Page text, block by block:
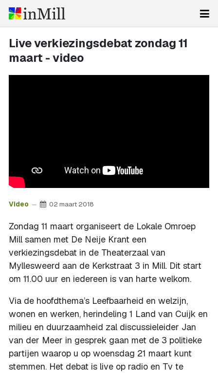
Live verkiezingsdebat zondag 11
maart - video
Video 02 maart 2018
Zondag 11 maart organiseert de Lokale Omroep
Mill samen met De Neije Krant een
verkiezingsdebat in de Theaterzaal van
Myllesweerd aan de Kerkstraat 3 in Mill. Dit start
om 11.00 uur en iedereen is van harte welkom.
Via de hoofdthema’s Leefbaarheid en welzijn,
wonen en werken, herindeling 1 Land van Cuijk en
milieu en duurzaamheid zal discussieleider Jan
van der Meer in gesprek gaan met de 3 politieke
partijen waarop u op woensdag 21 maart kunt
stemmen. Het debat is live op radio en Tv te